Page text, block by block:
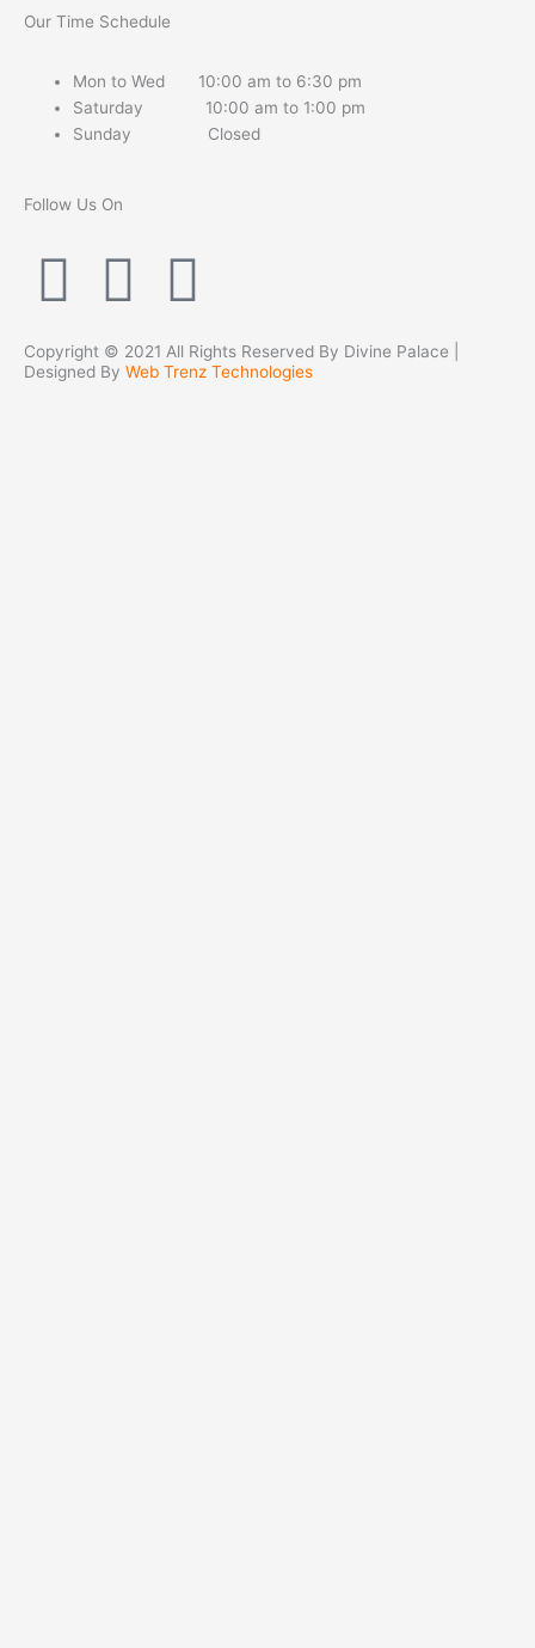
Our Time Schedule
Mon to Wed 10:00 am to 6:30 pm
Saturday 10:00 am to 1:00 pm
Sunday Closed
Follow Us On
F
a
c
T
w
i
Y
o
u
Copyright © 2021 All Rights Reserved By Divine Palace |
Designed By Web Trenz Technologies